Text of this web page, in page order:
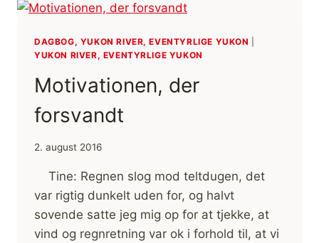
DAGBOG, YUKON RIVER, EVENTYRLIGE YUKON
YUKON RIVER, EVENTYRLIGE YUKON
Motivationen, der
forsvandt
2. august 2016
Tine: Regnen slog mod teltdugen, det
var rigtig dunkelt uden for, og halvt
sovende satte jeg mig op for at tjekke, at
vind og regnretning var ok i forhold til, at vi